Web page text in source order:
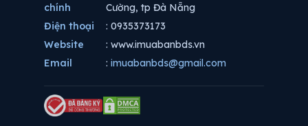
chính
Cường, tp Đà Nẵng
Điện thoại
: 0935373173
Website
: www.imuabanbds.vn
Email
: imuabanbds@gmail.com